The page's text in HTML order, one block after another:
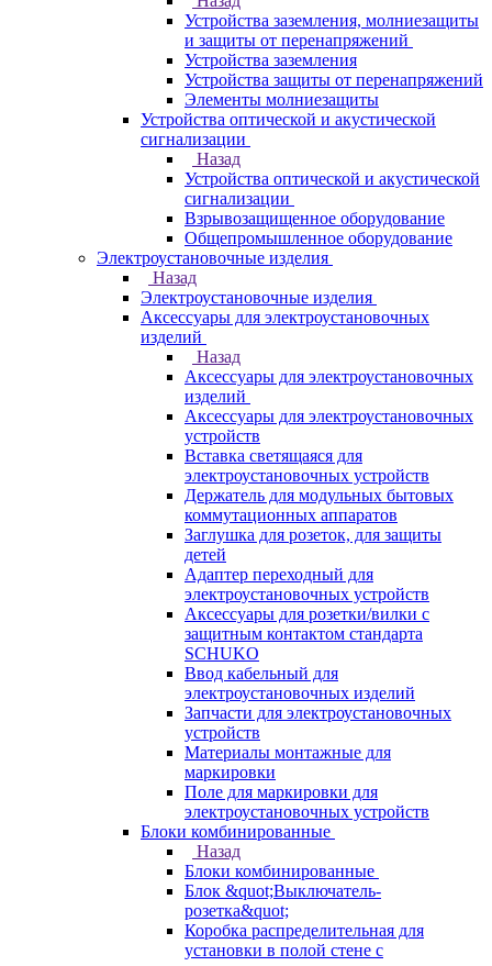
Устройства заземления, молниезащиты
и защиты от перенапряжений
Устройства заземления
Устройства защиты от перенапряжений
Элементы молниезащиты
Устройства оптической и акустической
сигнализации
Назад
Устройства оптической и акустической
сигнализации
Взрывозащищенное оборудование
Общепромышленное оборудование
Электроустановочные изделия
Назад
Электроустановочные изделия
Аксессуары для электроустановочных
изделий
Назад
Аксессуары для электроустановочных
изделий
Аксессуары для электроустановочных
устройств
Вставка светящаяся для
электроустановочных устройств
Держатель для модульных бытовых
коммутационных аппаратов
Заглушка для розеток, для защиты
детей
Адаптер переходный для
электроустановочных устройств
Аксессуары для розетки/вилки с
защитным контактом стандарта
SCHUKO
Ввод кабельный для
электроустановочных изделий
Запчасти для электроустановочных
устройств
Материалы монтажные для
маркировки
Поле для маркировки для
электроустановочных устройств
Блоки комбинированные
Назад
Блоки комбинированные
Блок &quot;Выключатель-
розетка&quot;
Коробка распределительная для
установки в полой стене с